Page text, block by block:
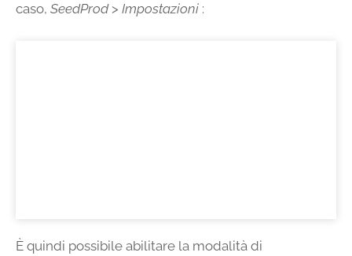
caso, SeedProd> Impostazioni :
È quindi possibile abilitare la modalità di